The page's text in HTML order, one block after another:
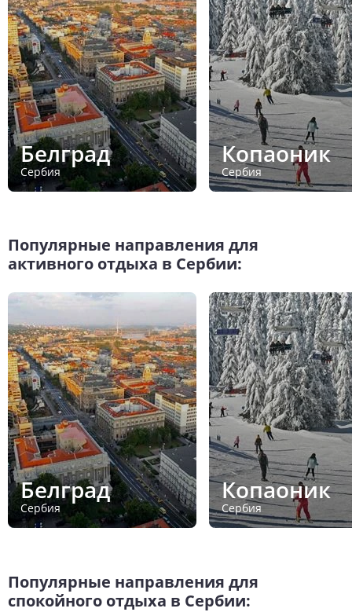
Белград
Сербия
Копаоник
Сербия
Популярные направления для
активного отдыха в Сербии:
Белград
Сербия
Копаоник
Сербия
Популярные направления для
спокойного отдыха в Сербии: